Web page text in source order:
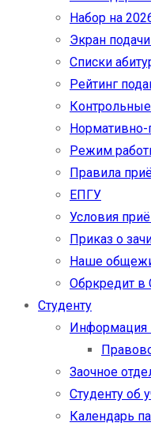
Набор на
Экран
Cписки
Рейтинг
Режим
Правила
ЕПГУ
Условия
Приказ о
Наше
Обркредит
Студенту
Информация
Заочное
Студенту об
Календарь